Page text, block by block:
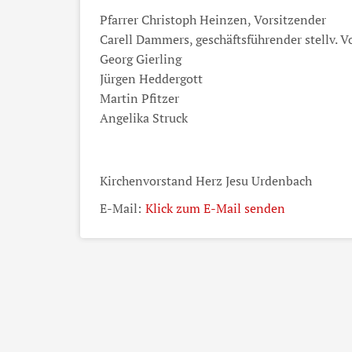
Pfarrer Christoph Heinzen, Vorsitzender
Carell Dammers, geschäftsführender stellv.
Georg Gierling
Jürgen Heddergott
Martin Pfitzer
Angelika Struck
Kirchenvorstand Herz Jesu Urdenbach
E-Mail: Klick zum E-Mail senden